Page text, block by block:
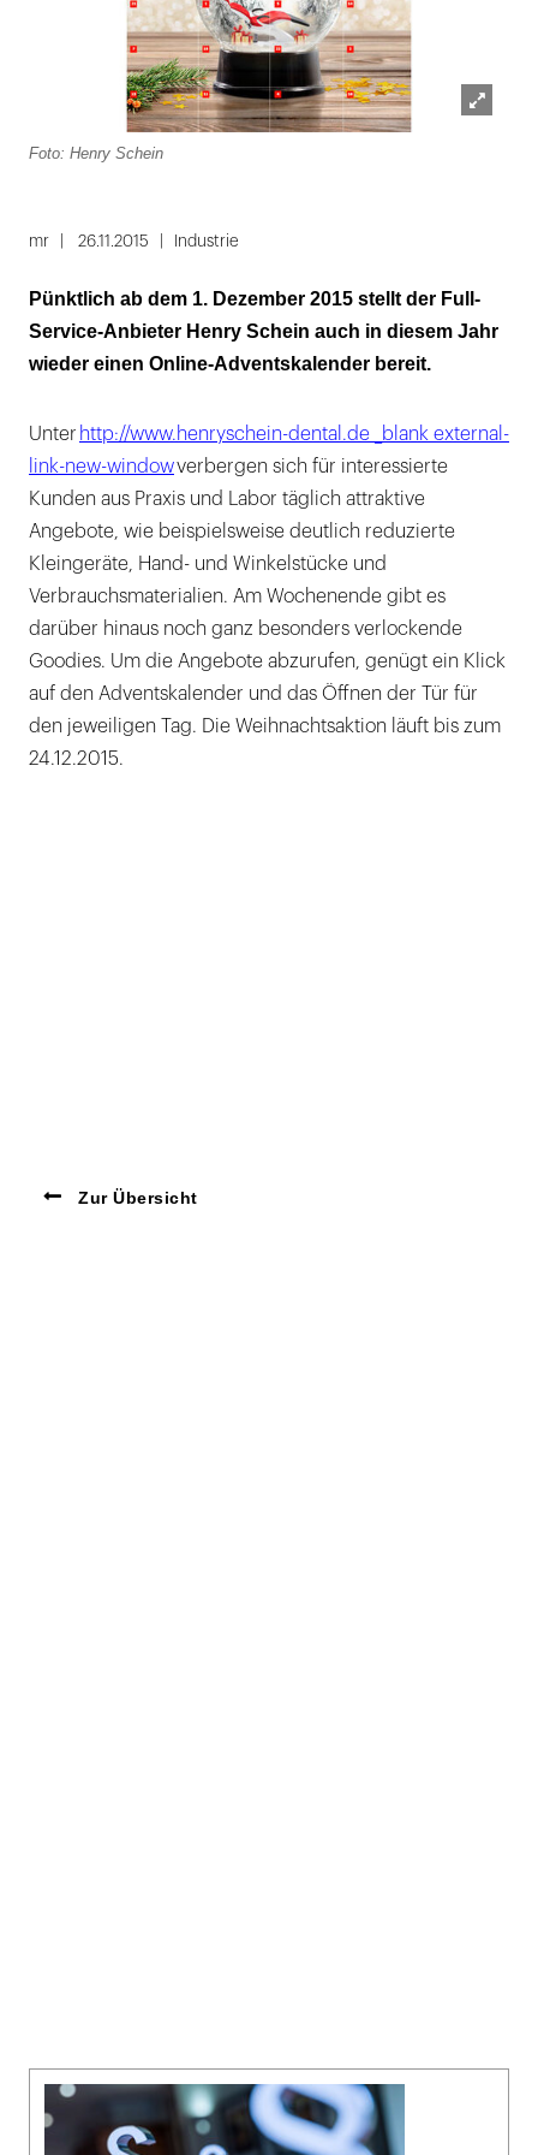
Foto: Henry Schein
mr 26.11.2015 Industrie
Pünktlich ab dem 1. Dezember 2015 stellt der Full-
Service-Anbieter Henry Schein auch in diesem Jahr
wieder einen Online-Adventskalender bereit.
Unter http://www.henryschein-dental.de _blank external-
link-new-windowverbergen sich für interessierte
Kunden aus Praxis und Labor täglich attraktive
Angebote, wie beispielsweise deutlich reduzierte
Kleingeräte, Hand- und Winkelstücke und
Verbrauchsmaterialien. Am Wochenende gibt es
darüber hinaus noch ganz besonders verlockende
Goodies. Um die Angebote abzurufen, genügt ein Klick
auf den Adventskalender und das Öffnen der Tür für
den jeweiligen Tag. Die Weihnachtsaktion läuft bis zum
24.12.2015.
Zur Übersicht